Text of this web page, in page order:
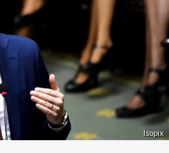
Isopix